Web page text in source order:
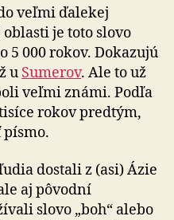
veľmi ďalekej
je toto slovo
5 000 rokov. Dokazujú
u Sumerov. Ale to už
veľmi známi. Podľa
rokov pred­tým,
dostali z (asi) Ázie
aj pôvodní
slovo „boh“ alebo